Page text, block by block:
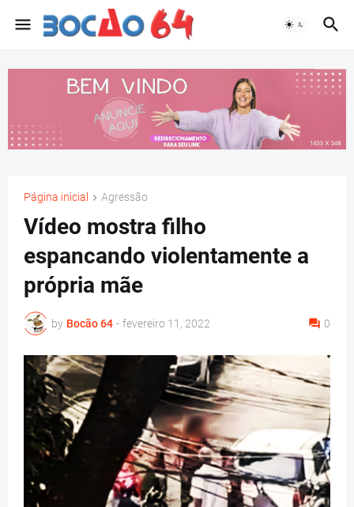
Página inicial Agressão
Vídeo mostra filho
espancando violentamente a
própria mãe
by Bocão 64 - fevereiro 11, 2022 0